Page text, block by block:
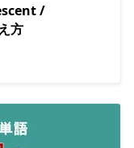
/
方